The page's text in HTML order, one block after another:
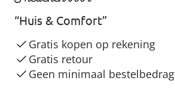
“Huis & Comfort”
Gratis kopen op rekening
Gratis retour
Geen minimaal bestelbedrag